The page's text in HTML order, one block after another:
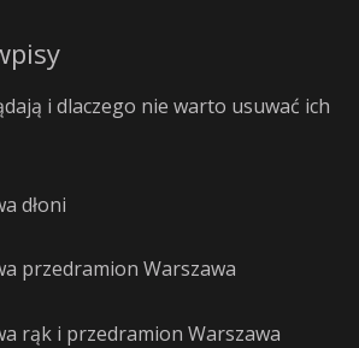
i dlaczego nie warto usuwać ich
dłoni
przedramion Warszawa
rąk i przedramion Warszawa